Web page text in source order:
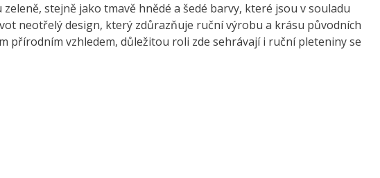
stejně jako tmavě hnědé a šedé barvy, které jsou v souladu
neotřelý design, který zdůrazňuje ruční výrobu a krásu původních
vzhledem, důležitou roli zde sehrávají i ruční pleteniny se